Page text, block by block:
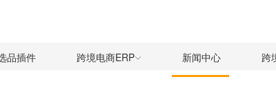
品插件 跨境电商ERP 新闻中心 跨